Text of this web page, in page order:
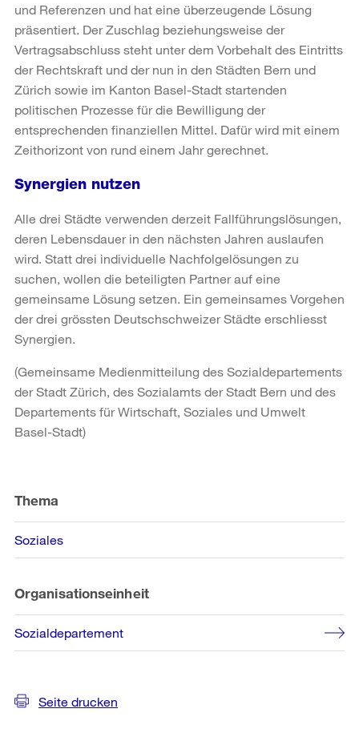
und Referenzen und hat eine überzeugende Lösung
präsentiert. Der Zuschlag beziehungsweise der
Vertragsabschluss steht unter dem Vorbehalt des Eintritts
der Rechtskraft und der nun in den Städten Bern und
Zürich sowie im Kanton Basel-Stadt startenden
politischen Prozesse für die Bewilligung der
entsprechenden finanziellen Mittel. Dafür wird mit einem
Zeithorizont von rund einem Jahr gerechnet.
Synergien nutzen
Alle drei Städte verwenden derzeit Fallführungslösungen,
deren Lebensdauer in den nächsten Jahren auslaufen
wird. Statt drei individuelle Nachfolgelösungen zu
suchen, wollen die beteiligten Partner auf eine
gemeinsame Lösung setzen. Ein gemeinsames Vorgehen
der drei grössten Deutschschweizer Städte erschliesst
Synergien.
(Gemeinsame Medienmitteilung des Sozialdepartements
der Stadt Zürich, des Sozialamts der Stadt Bern und des
Departements für Wirtschaft, Soziales und Umwelt
Basel-Stadt)
Informationen
Thema
Soziales
Organisationseinheit
Sozialdepartement
Seite drucken